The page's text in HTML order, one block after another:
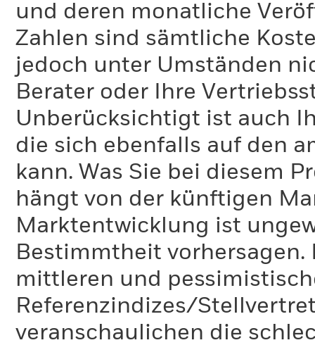
und deren monatliche
Zahlen sind sämtliche
jedoch unter Umständen
Berater oder Ihre
Unberücksichtigt ist auch
die sich ebenfalls auf den
kann. Was Sie bei diesem
hängt von der künftigen
Marktentwicklung ist
Bestimmtheit
mittleren und
Referenzindizes/
veranschaulichen die